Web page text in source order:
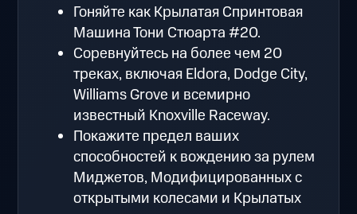
Гоняйте как Крылатая Спринтовая
Машина Тони Стюарта #20.
Соревнуйтесь на более чем 20
треках, включая Eldora, Dodge City,
Williams Grove и всемирно
известный Knoxville Raceway.
Покажите предел ваших
способностей к вождению за рулем
Миджетов, Модифицированных с
открытыми колесами и Крылатых